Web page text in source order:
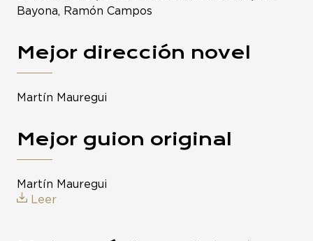
Bayona, Ramón Campos
Mejor dirección novel
Martín Mauregui
Mejor guion original
Martín Mauregui
Leer